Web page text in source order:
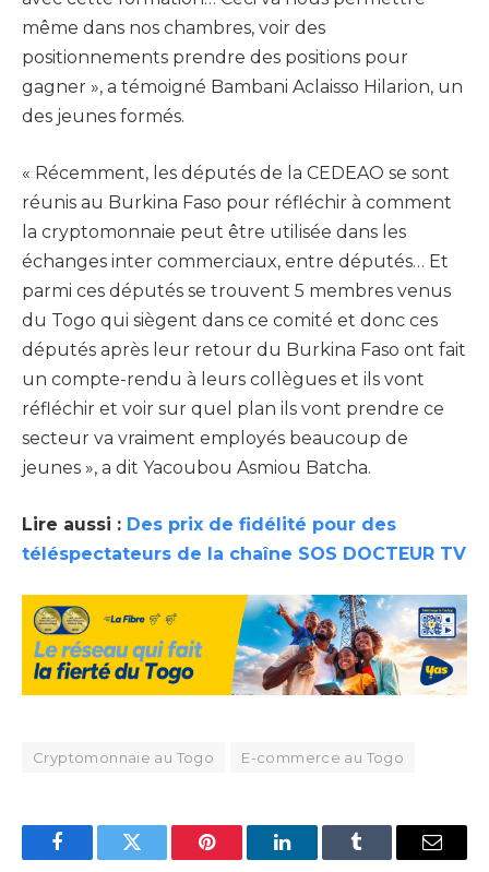
même dans nos chambres, voir des
positionnements prendre des positions pour
gagner », a témoigné Bambani Aclaisso Hilarion, un
des jeunes formés.
« Récemment, les députés de la CEDEAO se sont
réunis au Burkina Faso pour réfléchir à comment
la cryptomonnaie peut être utilisée dans les
échanges inter commerciaux, entre députés… Et
parmi ces députés se trouvent 5 membres venus
du Togo qui siègent dans ce comité et donc ces
députés après leur retour du Burkina Faso ont fait
un compte-rendu à leurs collègues et ils vont
réfléchir et voir sur quel plan ils vont prendre ce
secteur va vraiment employés beaucoup de
jeunes », a dit Yacoubou Asmiou Batcha.
Lire aussi : Des prix de fidélité pour des
téléspectateurs de la chaîne SOS DOCTEUR TV
Cryptomonnaie au Togo E-commerce au Togo
FacebookTwitter Pinterest LinkedInTumblr Email